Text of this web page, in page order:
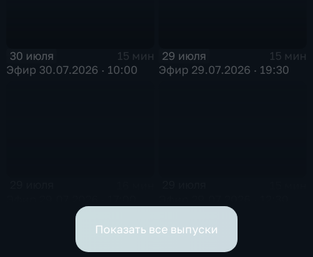
30 июля
15 мин
Эфир 30.07.2026 · 10:00
29 июля
15 мин
Эфир 29.07.2026 · 19:30
Показать все выпуски